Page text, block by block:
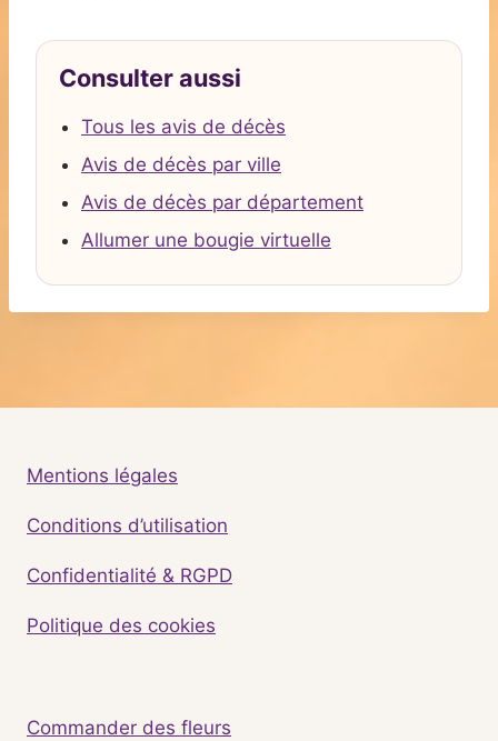
Consulter aussi
Tous les avis de décès
Avis de décès par ville
Avis de décès par département
Allumer une bougie virtuelle
Mentions légales
Conditions d’utilisation
Confidentialité & RGPD
Politique des cookies
Commander des fleurs